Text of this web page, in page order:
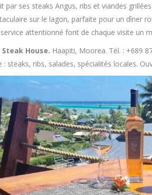
par ses steaks Angus, ribs et viandes
sur le lagon, parfaite pour un dîner
attentionné font de chaque visite un
Steak House. Haapiti, Moorea. Tél. : +689
: steaks, ribs, salades, spécialités locales.